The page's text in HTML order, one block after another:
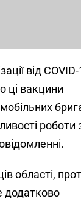
від
ці вакцини
роботи
області,
додатково